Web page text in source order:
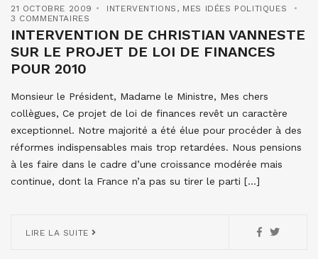
21 OCTOBRE 2009 INTERVENTIONS , MES IDÉES POLITIQUES
3 COMMENTAIRES
INTERVENTION DE CHRISTIAN VANNESTE
SUR LE PROJET DE LOI DE FINANCES
POUR 2010
Monsieur le Président, Madame le Ministre, Mes chers
collègues, Ce projet de loi de finances revêt un caractère
exceptionnel. Notre majorité a été élue pour procéder à des
réformes indispensables mais trop retardées. Nous pensions
à les faire dans le cadre d’une croissance modérée mais
continue, dont la France n’a pas su tirer le parti […]
LIRE LA SUITE